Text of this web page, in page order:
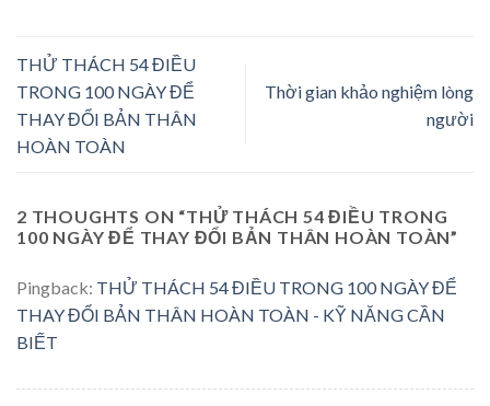
THỬ THÁCH 54 ĐIỀU
TRONG 100 NGÀY ĐỂ
THAY ĐỔI BẢN THÂN
HOÀN TOÀN
Thời gian khảo nghiệm lòng
người
2 THOUGHTS ON “THỬ THÁCH 54 ĐIỀU TRONG
100 NGÀY ĐỂ THAY ĐỔI BẢN THÂN HOÀN TOÀN”
Pingback: THỬ THÁCH 54 ĐIỀU TRONG 100 NGÀY ĐỂ
THAY ĐỔI BẢN THÂN HOÀN TOÀN - KỸ NĂNG CẦN
BIẾT